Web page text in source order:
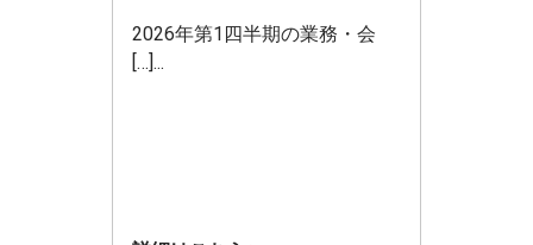
2026年第1四半期の業務・会
[…]...